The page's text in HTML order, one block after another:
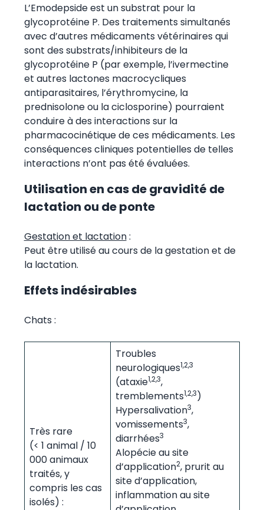
L’Emodepside est un substrat pour la
glycoprotéine P. Des traitements simultanés
avec d’autres médicaments vétérinaires qui
sont des substrats/inhibiteurs de la
glycoprotéine P (par exemple, l’ivermectine
et autres lactones macrocycliques
antiparasitaires, l’érythromycine, la
prednisolone ou la ciclosporine) pourraient
conduire à des interactions sur la
pharmacocinétique de ces médicaments. Les
conséquences cliniques potentielles de telles
interactions n’ont pas été évaluées.
Utilisation en cas de gravidité de
lactation ou de ponte
Gestation et lactation:
Peut être utilisé au cours de la gestation et de
la lactation.
Effets indésirables
Chats :
Très rare
(< 1 animal / 10
000 animaux
traités, y
compris les cas
isolés) :
Troubles
neurologiques1,2,3
(ataxie1,2,3,
tremblements1,2,3)
Hypersalivation3,
vomissements3,
diarrhées3
Alopécie au site
d’application2, prurit au
site d’application,
inflammation au site